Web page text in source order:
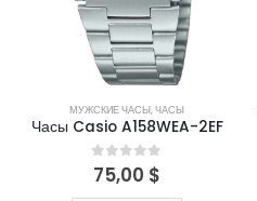
МУЖСКИЕ ЧАСЫ,ЧАСЫ
Часы Casio A158WEA-2EF
0out of 5
75,00 $